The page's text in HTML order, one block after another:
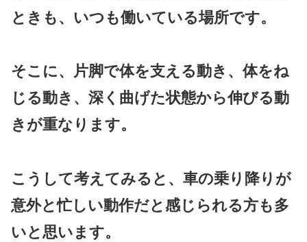
ときも、いつも働いている場所です。
そこに、片脚で体を支える動き、体をね
じる動き、深く曲げた状態から伸びる動
きが重なります。
こうして考えてみると、車の乗り降りが
意外と忙しい動作だと感じられる方も多
いと思います。